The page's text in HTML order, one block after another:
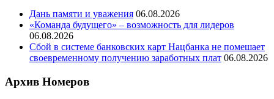
Дань памяти и уважения 06.08.2026
«Команда будущего» – возможность для лидеров
06.08.2026
Сбой в системе банковских карт Нацбанка не помешает
своевременному получению заработных плат 06.08.2026
Архив Номеров